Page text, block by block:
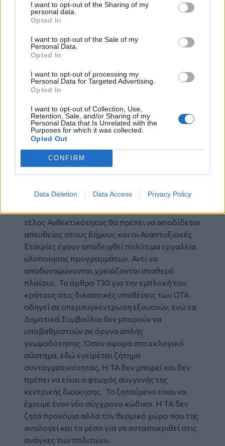
I want to opt-out of the Sharing of my
personal data.
Opted In
I want to opt-out of the Sale of my
Personal Data.
Opted In
I want to opt-out of processing my
Personal Data for Targeted Advertising.
Opted In
I want to opt-out of Collection, Use,
Retention, Sale, and/or Sharing of my
Personal Data that Is Unrelated with the
Purposes for which it was collected.
Opted Out
CONFIRM
Data Deletion Data Access Privacy Policy
υπάρχουν λεφτά”».
Ανδρεάκηεπισήμανε μεταξύ άλλων:
«Η συζήτηση για τον νέο κώδικα, δεν είναι
είναι οι δήμοι πυλώνες δημοκρατίας και
ανάπτυξης ή θα συνεχίσουν να λειτουργούν
λειτουργία των ΟΤΑ μπορεί να διευκολύνεται,
αλλά δεν εκσυγχρονίζεται. Το σχέδιο που
παρουσιάζεται δεν ενισχύει την αυτονομία της
ΤΑ, αλλά την υποβαθμίζει σταδιακά.
Το Τέλος Τοπικής Ανάπτυξης, δεν μπορεί και
δεν πρέπει να μετατρέπεται σε
ποσοστού από τους πόρους του Πράσινου
τέλος Ανθεκτικότητας θα πρέπει να αποδίδεται
απευθείας στους δήμους και οι Αναπτυξιακές
Εταιρίες έχουν αποδειχθεί πολύτιμα εργαλεία
υλοποίησης προγραμμάτων. Αντί να
αποδυναμώνονται χρειάζονται σταθερό
πλαίσιο. Το άρθρο 730 για την εμπλοκή του
κράτους στις δικαστικές υποθέσεις των ΟΤΑ
οδηγεί σε υπερσυγκέντρωση εξουσιών, ενώ τα
Δημοτικά Συμβούλια δεν μπορούν να
υποβαθμιστούν σε όργνα απλής
γνωμοδότησης. Όσον αφορά στο εκλογικό
σύστημα, εδώ εγείρεται ζήτημα
συνταγματικότητας. Η ΤΑ δεν μπορεί και δεν
πρέπει να είναι ο φτωχός συγγενής της
κεντρικής διοίκησης. Το ζητούμενο είναι να
έχουμε έναν νέο σύγχρονο κώδικα. Η ΤΑ δεν
ζητά προνόμια αλλά τον θεσμικό χώρο που της
αναλογεί και τα μέσα για να ανταποκριθεί στις
ανάγκες των πολιτών».